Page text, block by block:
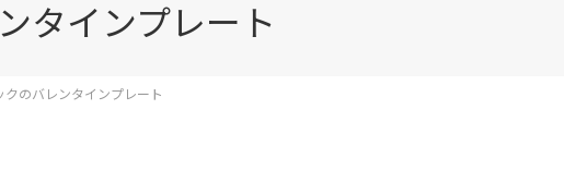
タインプレート
クのバレンタインプレート